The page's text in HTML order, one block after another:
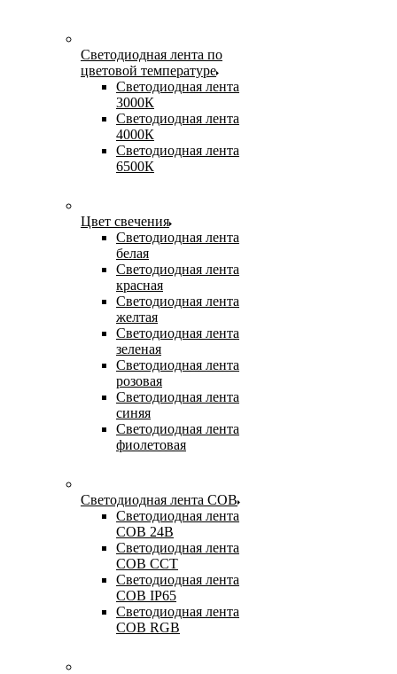
Светодиодная лента по
цветовой температуре
Светодиодная лента
3000К
Светодиодная лента
4000К
Светодиодная лента
6500К
Цвет свечения
Светодиодная лента
белая
Светодиодная лента
красная
Светодиодная лента
желтая
Светодиодная лента
зеленая
Светодиодная лента
розовая
Светодиодная лента
синяя
Светодиодная лента
фиолетовая
Светодиодная лента COB
Светодиодная лента
COB 24В
Светодиодная лента
COB CCT
Светодиодная лента
COB IP65
Светодиодная лента
COB RGB